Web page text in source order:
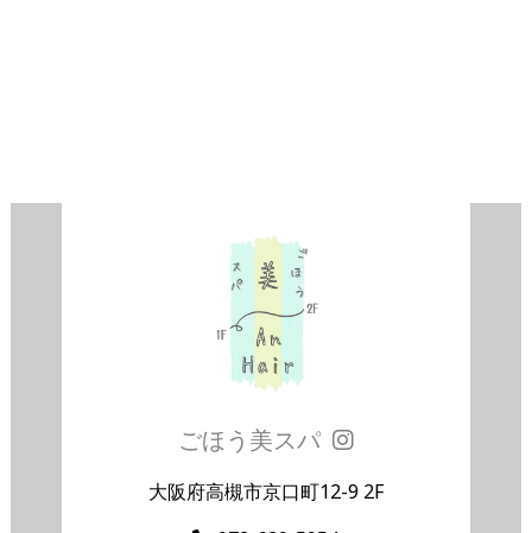
ごほう美スパ
大阪府高槻市京口町12-9 2F